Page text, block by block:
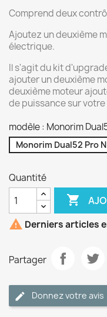
Comprend deux
Ajoutez un deuxième
électrique.
Il s'agit du kit
ajouter un deuxième
deuxième moteur
de puissance sur
modèle : Monorim
Monorim Dual52 Pro N
Quantité

 Derniers articles
Partager
Donnez votre avis